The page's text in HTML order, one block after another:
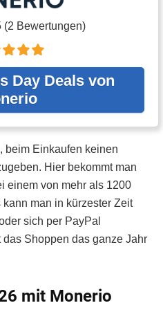
(2 Bewertungen)
Day Deals von
beim Einkaufen keinen
Hier bekommt man
einem von mehr als 1200
man in kürzester Zeit
sich per PayPal
Shoppen das ganze Jahr
mit Monerio